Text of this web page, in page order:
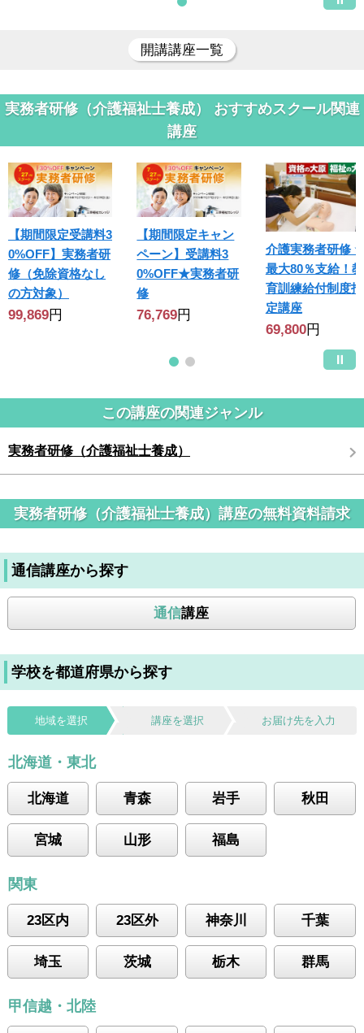
開講講座一覧
実務者研修（介護福祉士養成） おすすめスクール関連
講座
期間限定受講料3
】実務者研
（免除資格なし
方対象）
円
【期間限定キャン
ペーン】受講料3
0%OFF★実務者研
修
76,769円
介護実務者研修 ★
最大80％支給！教
育訓練給付制度指
定講座
69,800円
この講座の関連ジャンル
実務者研修（介護福祉士養成）
実務者研修（介護福祉士養成）講座の無料資料請求
通信講座から探す
通信講座
学校を都道府県から探す
地域を選択 講座を選択 お届け先を入力
北海道・東北
北海道 青森 岩手 秋田
宮城 山形 福島
関東
23区内 23区外 神奈川 千葉
埼玉 茨城 栃木 群馬
甲信越・北陸